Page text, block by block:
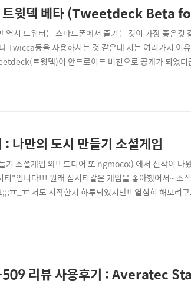
: 트윗덱 베타 (Tweetdeck Beta
역시 트위터는 스마트폰에서 즐기는 것이 가장 좋은것
Twicca등을 사용하시는 것 같은데 저는 여러가지 이
트윗덱)이 안드로이드 버젼으로 공개가 되었
apk파일을 직접 설치하여 써볼 수 있습니다. ^^; [안드
나만의 도시 만들기 소셜게임
기 소셜게임 와!! 드디어 또 ngmoco:) 에서 신작이 나
"입니다!!! 원래 심시티같은 게임을 좋아했어서~ 소
ㅠ_ㅠ 저도 시작한지 하루되었지만!! 열심히 해보려
서 같이 할 수 있다는 것도 참 좋은점인것 같습니다^^
509 리뷰 사용후기 : Averatec